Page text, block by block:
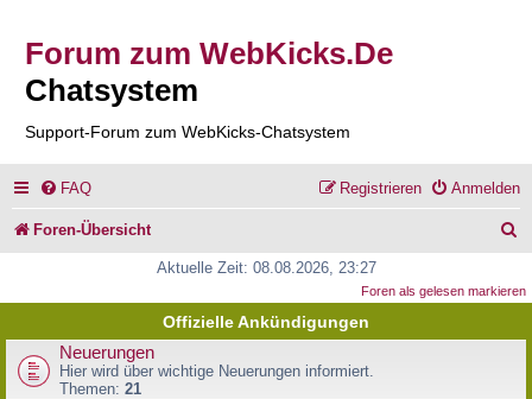
Forum zum WebKicks.De
Chatsystem
Support-Forum zum WebKicks-Chatsystem
FAQ Anmelden
Registrieren
Foren-Übersicht
c
Aktuelle Zeit: 08.08.2026, 23:27
Foren als gelesen markieren
Offizielle Ankündigungen
Neuerungen
Hier wird über wichtige Neuerungen informiert.
Themen: 21